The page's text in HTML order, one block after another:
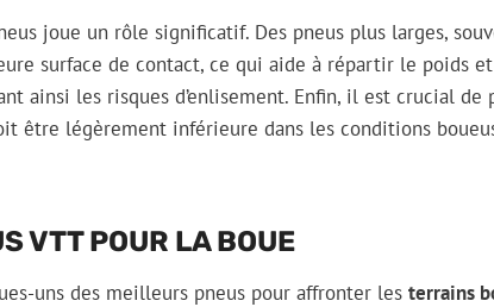
joue un rôle significatif. Des pneus plus larges,
surface de contact, ce qui aide à répartir le poids
ainsi les risques d’enlisement. Enfin, il est crucial
être légèrement inférieure dans les conditions
VTT POUR LA BOUE
uns des meilleurs pneus pour affronter les terrains